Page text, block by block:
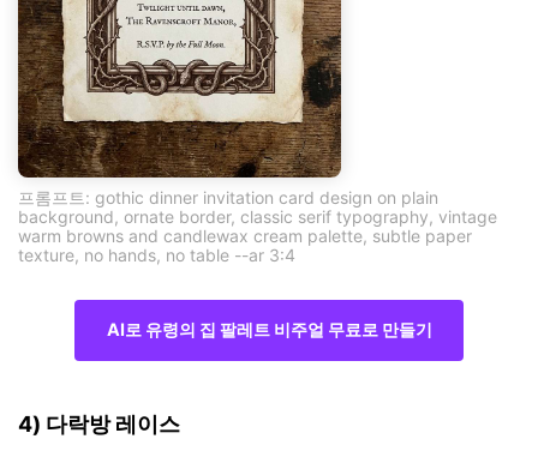
프롬프트: gothic dinner invitation card design on plain
background, ornate border, classic serif typography, vintage
warm browns and candlewax cream palette, subtle paper
texture, no hands, no table --ar 3:4
AI로 유령의 집 팔레트 비주얼 무료로 만들기
4) 다락방 레이스